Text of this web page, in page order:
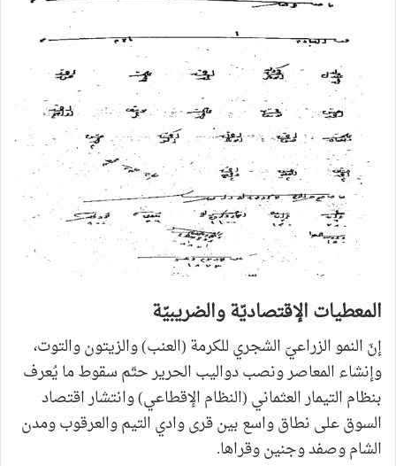
المعطيات الإقتصاديّة والضريبيّة
إنّ النمو الزراعيّ الشجري للكرمة (العنب) والزيتون والتوت،
وإنشاء المعاصر ونصب دواليب الحرير حتّم سقوط ما يُعرف
بنظام التيمار العثماني (النظام الإقطاعي) وانتشار اقتصاد
السوق على نطاق واسع بين قرى وادي التيم والعرقوب ومدن
الشام وصفد وجنين وقراها.